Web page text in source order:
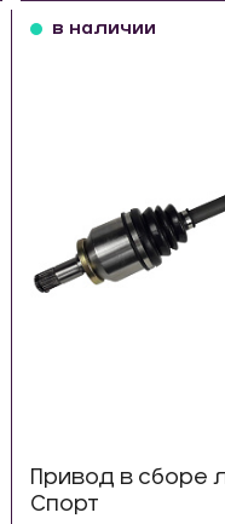
в наличии
Привод в сборе
Спорт